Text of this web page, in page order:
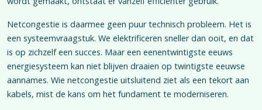
Netcongestie is daarmee geen puur technisch probleem. Het is
een systeemvraagstuk. We elektrificeren sneller dan ooit, en dat
is op zichzelf een succes. Maar een eenentwintigste eeuws
energiesysteem kan niet blijven draaien op twintigste eeuwse
aannames. Wie netcongestie uitsluitend ziet als een tekort aan
kabels, mist de kans om het fundament te moderniseren.